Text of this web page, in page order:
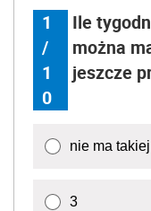
1
/
1
0
Ile
można
jeszcze
nie ma
3